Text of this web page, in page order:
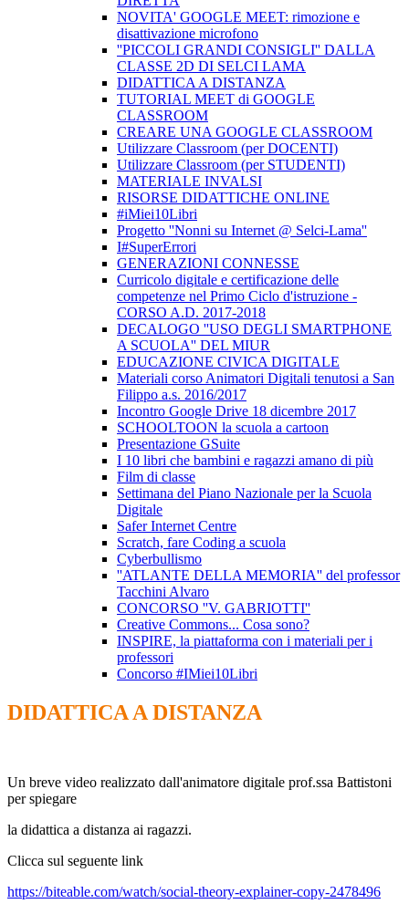
NOVITA' GOOGLE MEET: rimozione e
disattivazione microfono
''PICCOLI GRANDI CONSIGLI'' DALLA
CLASSE 2D DI SELCI LAMA
DIDATTICA A DISTANZA
TUTORIAL MEET di GOOGLE
CLASSROOM
CREARE UNA GOOGLE CLASSROOM
Utilizzare Classroom (per DOCENTI)
Utilizzare Classroom (per STUDENTI)
MATERIALE INVALSI
RISORSE DIDATTICHE ONLINE
#iMiei10Libri
Progetto ''Nonni su Internet @ Selci-Lama''
I#SuperErrori
GENERAZIONI CONNESSE
Curricolo digitale e certificazione delle
competenze nel Primo Ciclo d'istruzione -
CORSO A.D. 2017-2018
DECALOGO ''USO DEGLI SMARTPHONE
A SCUOLA'' DEL MIUR
EDUCAZIONE CIVICA DIGITALE
Materiali corso Animatori Digitali tenutosi a San
Filippo a.s. 2016/2017
Incontro Google Drive 18 dicembre 2017
SCHOOLTOON la scuola a cartoon
Presentazione GSuite
I 10 libri che bambini e ragazzi amano di più
Film di classe
Settimana del Piano Nazionale per la Scuola
Digitale
Safer Internet Centre
Scratch, fare Coding a scuola
Cyberbullismo
''ATLANTE DELLA MEMORIA'' del professor
Tacchini Alvaro
CONCORSO ''V. GABRIOTTI''
Creative Commons... Cosa sono?
INSPIRE, la piattaforma con i materiali per i
professori
Concorso #IMiei10Libri
DIDATTICA A DISTANZA
Un breve video realizzato dall'animatore digitale prof.ssa Battistoni
per spiegare
la didattica a distanza ai ragazzi.
Clicca sul seguente link
https://biteable.com/watch/social-theory-explainer-copy-2478496